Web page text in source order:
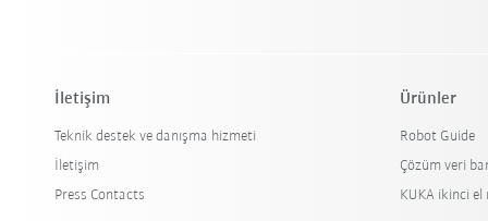
İletişim
Teknik destek ve danışma hizmeti
İletişim
Press Contacts
Ürünler
Robot Guide
Çözüm veri
KUKA ikinci